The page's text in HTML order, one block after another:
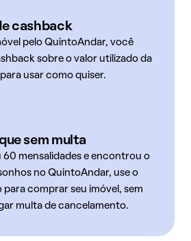
cashback
pelo QuintoAndar, você
sobre o valor utilizado da
usar como quiser.
sem multa
60 mensalidades e encontrou o
no QuintoAndar, use o
para comprar seu imóvel, sem
multa de cancelamento.